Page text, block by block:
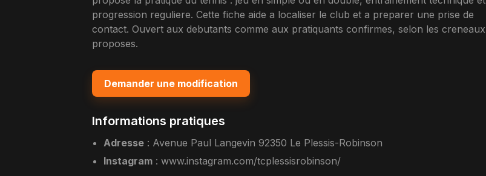
progression reguliere. Cette fiche aide a localiser le club et a preparer une prise de
contact. Ouvert aux debutants comme aux pratiquants confirmes, selon les creneaux
proposes.
Demander une modification
Informations pratiques
Adresse : Avenue Paul Langevin 92350 Le Plessis-Robinson
Instagram :www.instagram.com/tcplessisrobinson/